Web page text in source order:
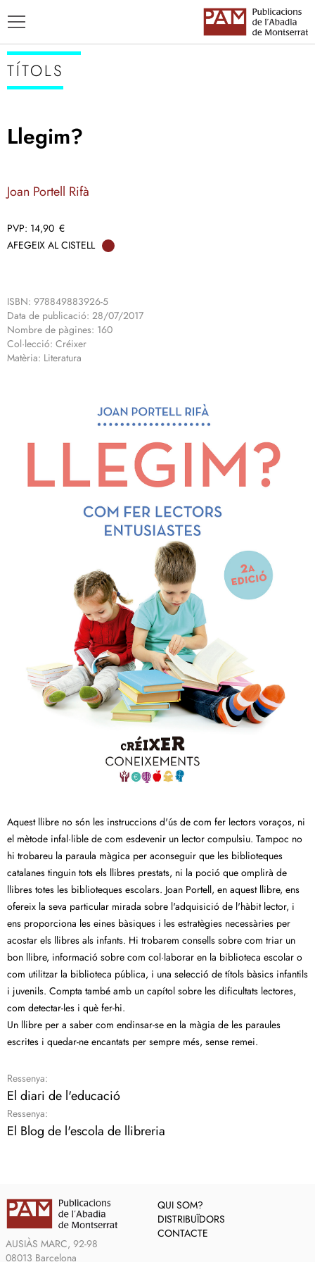
TÍTOLS
ENSENYAMENT CATALÀ
TÍTOLS
Llegim?
Joan Portell Rifà
14,90 €
AFEGEIX AL CISTELL
ISBN: 978849883926-5
Data de publicació: 28/07/2017
Nombre de pàgines: 160
Col·lecció: Créixer
Matèria: Literatura
Aquest llibre no són les instruccions d'ús de com fer lectors voraços, ni
el mètode infal·lible de com esdevenir un lector compulsiu. Tampoc no
hi trobareu la paraula màgica per aconseguir que les biblioteques
catalanes tinguin tots els llibres prestats, ni la poció que omplirà de
llibres totes les biblioteques escolars. Joan Portell, en aquest llibre, ens
ofereix la seva particular mirada sobre l'adquisició de l'hàbit lector, i
ens proporciona les eines bàsiques i les estratègies necessàries per
acostar els llibres als infants. Hi trobarem consells sobre com triar un
bon llibre, informació sobre com col·laborar en la biblioteca escolar o
com utilitzar la biblioteca pública, i una selecció de títols bàsics infantils
i juvenils. Compta també amb un capítol sobre les dificultats lectores,
com detectar-les i què fer-hi.
Un llibre per a saber com endinsar-se en la màgia de les paraules
escrites i quedar-ne encantats per sempre més, sense remei.
Ressenya:
El diari de l'educació
Ressenya:
El Blog de l'escola de llibreria
AUSIÀS MARC, 92-98
08013 Barcelona
QUI SOM?
DISTRIBUÏDORS
CONTACTE